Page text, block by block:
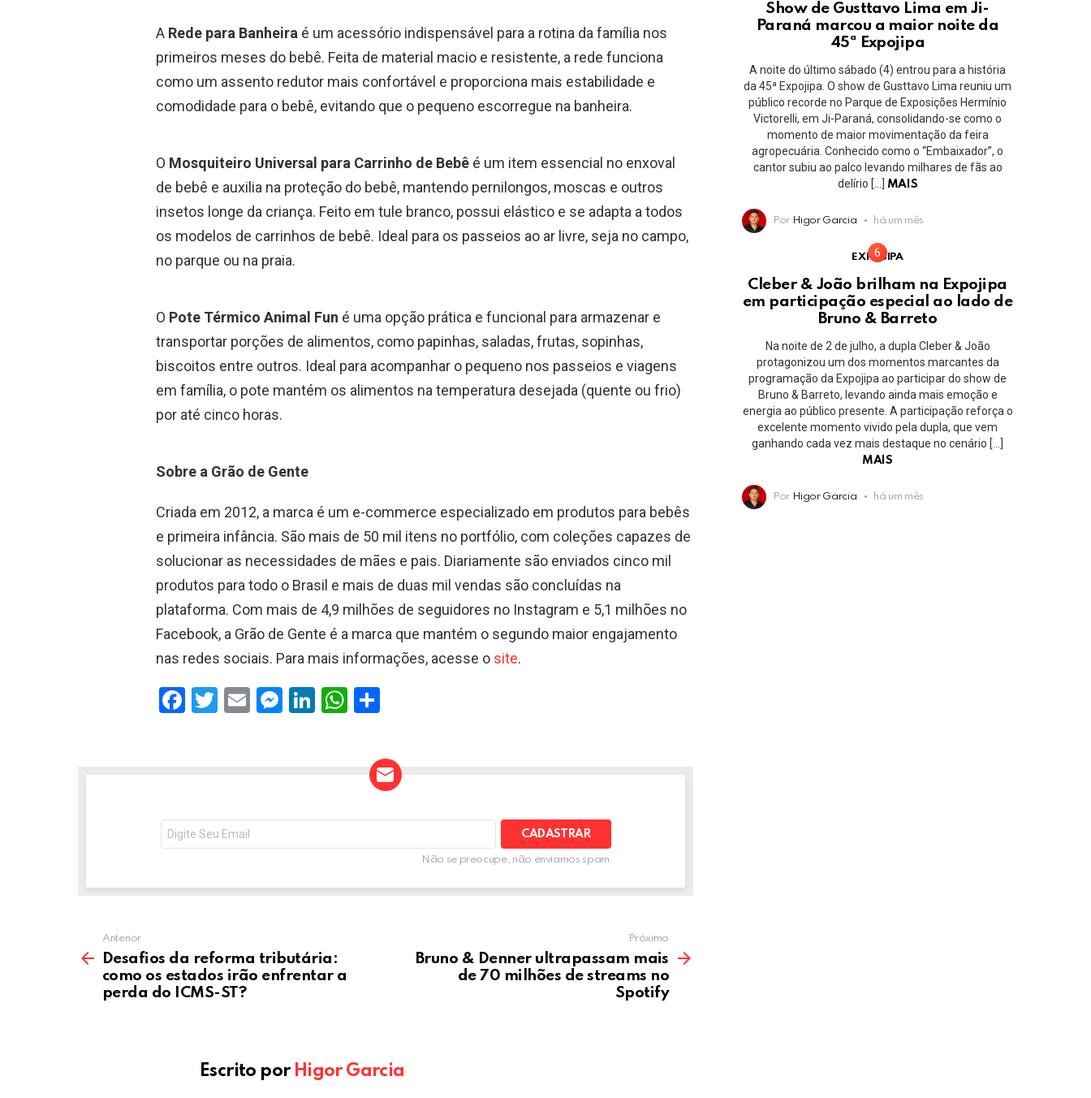
A Rede para Banheira é um acessório indispensável para a rotina da família nos
primeiros meses do bebê. Feita de material macio e resistente, a rede funciona
como um assento redutor mais confortável e proporciona mais estabilidade e
comodidade para o bebê, evitando que o pequeno escorregue na banheira.
O Mosquiteiro Universal para Carrinho de Bebê é um item essencial no enxoval
de bebê e auxilia na proteção do bebê, mantendo pernilongos, moscas e outros
insetos longe da criança. Feito em tule branco, possui elástico e se adapta a todos
os modelos de carrinhos de bebê. Ideal para os passeios ao ar livre, seja no campo,
no parque ou na praia.
O Pote Térmico Animal Fun é uma opção prática e funcional para armazenar e
transportar porções de alimentos, como papinhas, saladas, frutas, sopinhas,
biscoitos entre outros. Ideal para acompanhar o pequeno nos passeios e viagens
em família, o pote mantém os alimentos na temperatura desejada (quente ou frio)
por até cinco horas.
Sobre a Grão de Gente
Criada em 2012, a marca é um e-commerce especializado em produtos para bebês
e primeira infância. São mais de 50 mil itens no portfólio, com coleções capazes de
solucionar as necessidades de mães e pais. Diariamente são enviados cinco mil
produtos para todo o Brasil e mais de duas mil vendas são concluídas na
plataforma. Com mais de 4,9 milhões de seguidores no Instagram e 5,1 milhões no
Facebook, a Grão de Gente é a marca que mantém o segundo maior engajamento
nas redes sociais. Para mais informações, acesse o site.
F
o
k
T
E
M
er
Li
W
p
p
ar
e
NEWSLETTER
e-
mail:
Não se preocupe, não enviamos spam.
Anterior
Desafios da reforma tributária:
como os estados irão enfrentar a
perda do ICMS-ST?
Próximo
Bruno & Denner ultrapassam mais
de 70 milhões de streams no
Spotify
Escrito por Higor Garcia
Show de Gusttavo Lima em Ji-
Paraná marcou a maior noite da
45ª Expojipa
A noite do último sábado (4) entrou para a história
da 45ª Expojipa. O show de Gusttavo Lima reuniu um
público recorde no Parque de Exposições Hermínio
Victorelli, em Ji-Paraná, consolidando-se como o
momento de maior movimentação da feira
agropecuária. Conhecido como o “Embaixador”, o
cantor subiu ao palco levando milhares de fãs ao
delírio […]
MAIS
Por Higor Garcia há um mês
EXPOJIPA
Cleber & João brilham na Expojipa
em participação especial ao lado de
Bruno & Barreto
Na noite de 2 de julho, a dupla Cleber & João
protagonizou um dos momentos marcantes da
programação da Expojipa ao participar do show de
Bruno & Barreto, levando ainda mais emoção e
energia ao público presente. A participação reforça o
excelente momento vivido pela dupla, que vem
ganhando cada vez mais destaque no cenário […]
MAIS
Por Higor Garcia há um mês